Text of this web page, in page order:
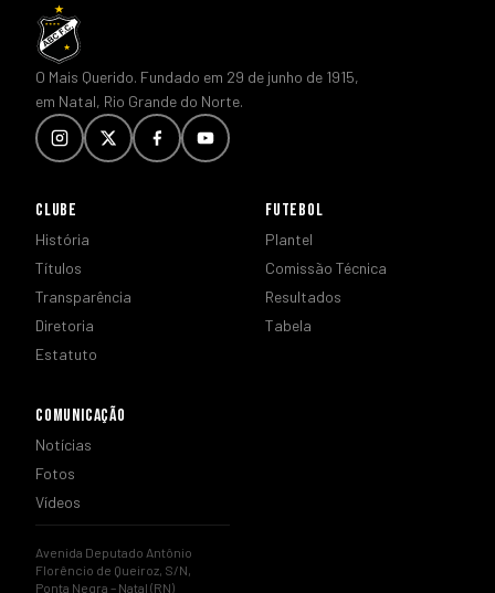
O Mais Querido. Fundado em 29 de junho de 1915,
em Natal, Rio Grande do Norte.
CLUBE
História
Títulos
Transparência
Diretoria
Estatuto
FUTEBOL
Plantel
Comissão Técnica
Resultados
Tabela
COMUNICAÇÃO
Notícias
Fotos
Vídeos
Avenida Deputado Antônio
Florêncio de Queiroz, S/N,
Ponta Negra – Natal (RN)